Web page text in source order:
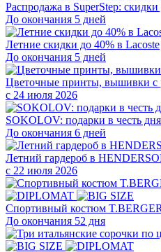
Распродажа в SuperStep:
До окончания 5 дней
Летние скидки до 40% в Lacoste
До окончания 5 дней
Цветочные принты, вышивки с
с 24 июля 2026
SOKOLOV: подарки в честь
До окончания 6 дней
Летний гардероб в
с 22 июля 2026
Cпортивный костюм
До окончания 52 дня